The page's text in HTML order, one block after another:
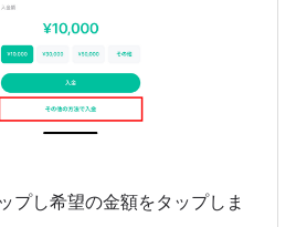
プし希望の金額をタップしま